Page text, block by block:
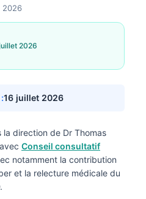
2026
2026
16 juillet 2026
la direction de Dr Thomas
Conseil consultatif
notamment la contribution
et la relecture médicale du